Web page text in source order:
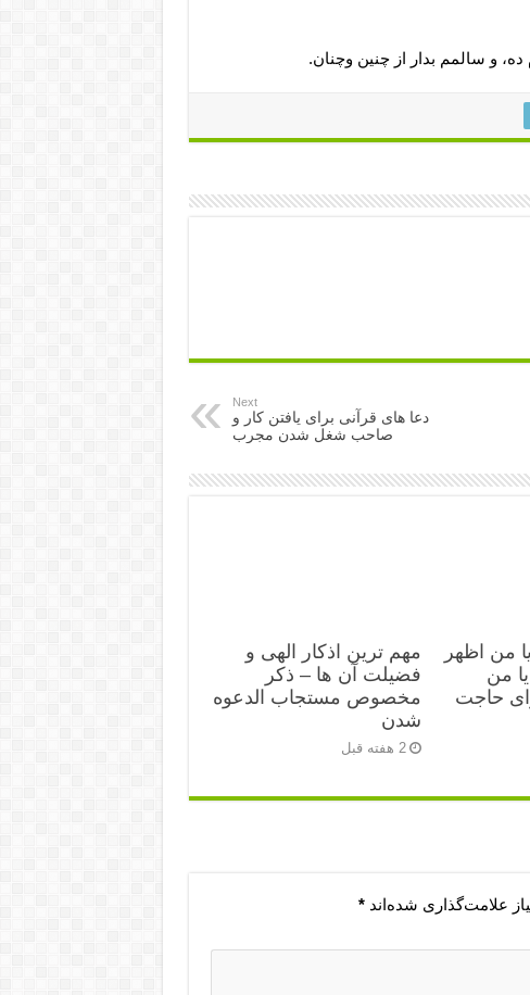
و سالمم بدار از چنين‏ وچنان.
Next
دعا های قرآنی برای یافتن کار و
صاحب شغل شدن مجرب
من اظهر
من
حاجت
مهم ترین اذکار الهی و
فضیلت آن ها – ذکر
مخصوص مستجاب الدعوه
شدن
2 هفته قبل
علامت‌گذاری شده‌اند*